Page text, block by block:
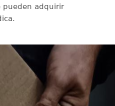
pueden adquirir